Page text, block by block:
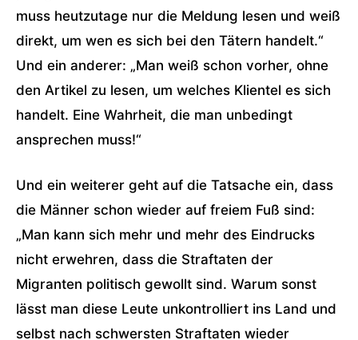
muss heutzutage nur die Meldung lesen und weiß
direkt, um wen es sich bei den Tätern handelt.“
Und ein anderer: „Man weiß schon vorher, ohne
den Artikel zu lesen, um welches Klientel es sich
handelt. Eine Wahrheit, die man unbedingt
ansprechen muss!“
Und ein weiterer geht auf die Tatsache ein, dass
die Männer schon wieder auf freiem Fuß sind:
„Man kann sich mehr und mehr des Eindrucks
nicht erwehren, dass die Straftaten der
Migranten politisch gewollt sind. Warum sonst
lässt man diese Leute unkontrolliert ins Land und
selbst nach schwersten Straftaten wieder